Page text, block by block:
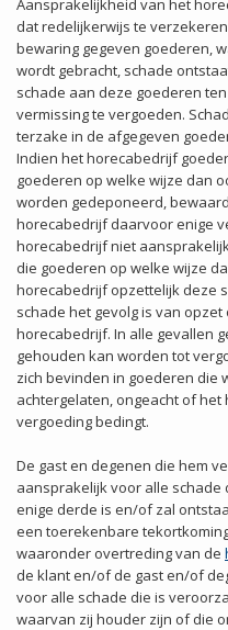
Aansprakelijkheid van het
dat redelijkerwijs te
bewaring gegeven goederen,
wordt gebracht, schade
schade aan deze goederen
vermissing te vergoeden.
terzake in de afgegeven
Indien het horecabedrijf
goederen op welke wijze dan
worden gedeponeerd,
horecabedrijf daarvoor enige
horecabedrijf niet
die goederen op welke wijze
horecabedrijf opzettelijk deze
schade het gevolg is van
horecabedrijf. In alle gevallen
gehouden kan worden tot
zich bevinden in goederen
achtergelaten, ongeacht of
vergoeding bedingt.
De gast en degenen die hem
aansprakelijk voor alle
enige derde is en/of zal
een toerekenbare
waaronder overtreding van de
de klant en/of de gast en/of
voor alle schade die is
waarvan zij houder zijn of die